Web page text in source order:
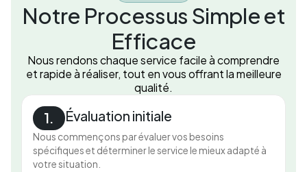
Notre Processus Simple et
Efficace
Nous rendons chaque service facile à comprendre
et rapide à réaliser, tout en vous offrant la meilleure
qualité.
1. Évaluation initiale
Nous commençons par évaluer vos besoins
spécifiques et déterminer le service le mieux adapté à
votre situation.